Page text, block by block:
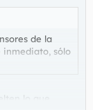
de la
sólo
lo que